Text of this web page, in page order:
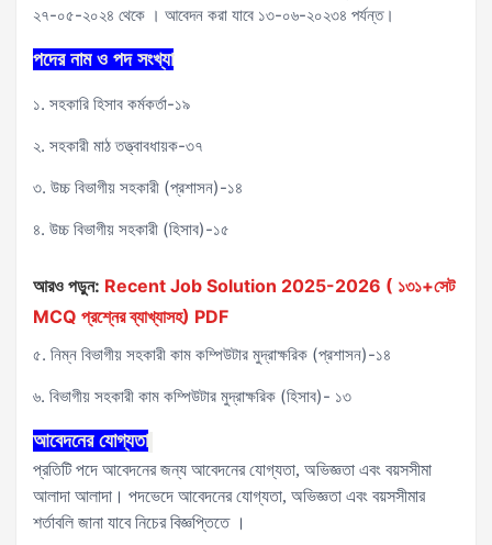
২৭-০৫-২০২৪ থেকে । আবেদন করা যাবে ১৩-০৬-২০২৩৪ পর্যন্ত।
পদের নাম ও পদ সংখ্যা
১. সহকারি হিসাব কর্মকর্তা-১৯
২. সহকারী মাঠ তত্ত্বাবধায়ক-৩৭
৩. উচ্চ বিভাগীয় সহকারী (প্রশাসন)-১৪
৪. উচ্চ বিভাগীয় সহকারী (হিসাব)-১৫
আরও পড়ুন: Recent Job Solution 2025-2026 ( ১৩১+সেট
MCQ প্রশ্নের ব্যাখ্যাসহ) PDF
৫. নিম্ন বিভাগীয় সহকারী কাম কম্পিউটার মুদ্রাক্ষরিক (প্রশাসন)-১৪
৬. বিভাগীয় সহকারী কাম কম্পিউটার মুদ্রাক্ষরিক (হিসাব)- ১৩
আবেদনের যোগ্যতা
প্রতিটি পদে আবেদনের জন্য আবেদনের যোগ্যতা, অভিজ্ঞতা এবং বয়সসীমা
আলাদা আলাদা। পদভেদে আবেদনের যোগ্যতা, অভিজ্ঞতা এবং বয়সসীমার
শর্তাবলি জানা যাবে নিচের বিজ্ঞপ্তিতে ।